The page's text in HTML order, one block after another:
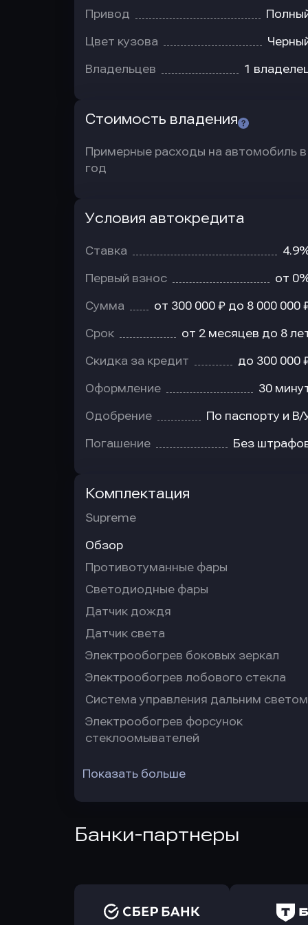
Привод
Цвет кузова
Владельцев 1
Стоимость владения
Примерные расходы на автомобиль в
год
Условия автокредита
Ставка
Первый взнос от
Сумма от 300 000 ₽ до 8 000 000
Срок от 2 месяцев до 8
Скидка за кредит до 300 000
Оформление 30
Одобрение По паспорту и В/
Погашение Без
Комплектация
Supreme
Обзор
Противотуманные фары
Светодиодные фары
Датчик дождя
Датчик света
Электрообогрев боковых зеркал
Электрообогрев лобового стекла
Система управления дальним светом
Электрообогрев форсунок
стеклоомывателей
Показать больше
Банки-партнеры